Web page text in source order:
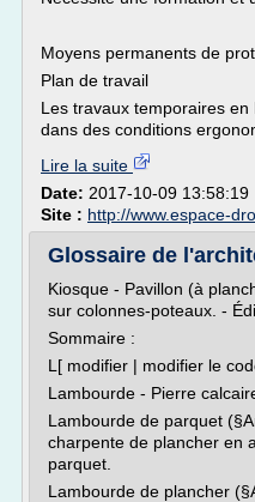
Moyens permanents de
Plan de travail
Les travaux temporaires
dans des conditions
Lire la suite
Date: 2017-10-09 13:58:19
Site : http://www.espace-
Glossaire de
Kiosque - Pavillon (à
sur colonnes-poteaux. -
Sommaire :
L[ modifier | modifier le
Lambourde - Pierre
Lambourde de parquet
charpente de plancher en
parquet.
Lambourde de plancher